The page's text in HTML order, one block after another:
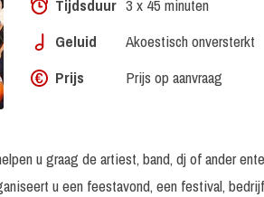
Tijdsduur 3 x 45 minuten
Geluid
Akoestisch onversterkt
Prijs
Prijs op aanvraag
u graag de artiest, band, dj of ander
u een feestavond, een festival,